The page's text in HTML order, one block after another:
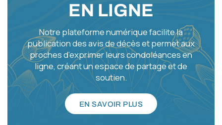
EN LIGNE
Notre plateforme numérique facilite la
publication des avis de décès et permet aux
proches d’exprimer leurs condoléances en
ligne, créant un espace de partage et de
soutien.
EN SAVOIR PLUS